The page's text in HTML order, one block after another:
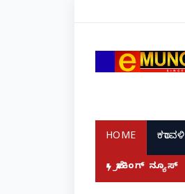
HOME ಕರಾವಳಿ
ಬ್ರೇಕಿಂಗ್ ನ್ಯೂಸ್